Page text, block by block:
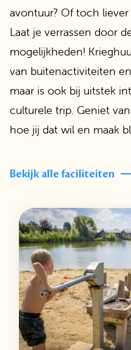
avontuur? Of toch
Laat je verrassen door
mogelijkheden!
van buitenactiviteiten
maar is ook bij uitstek
culturele trip. Geniet
hoe jij dat wil en maak
Bekijk alle faciliteiten